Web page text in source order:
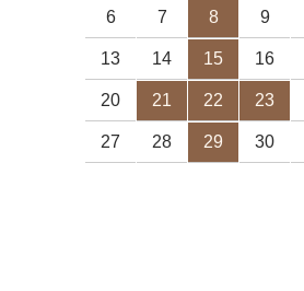
6 7 8 9
13 14 15 16
20 21 22 23
27 28 29 30